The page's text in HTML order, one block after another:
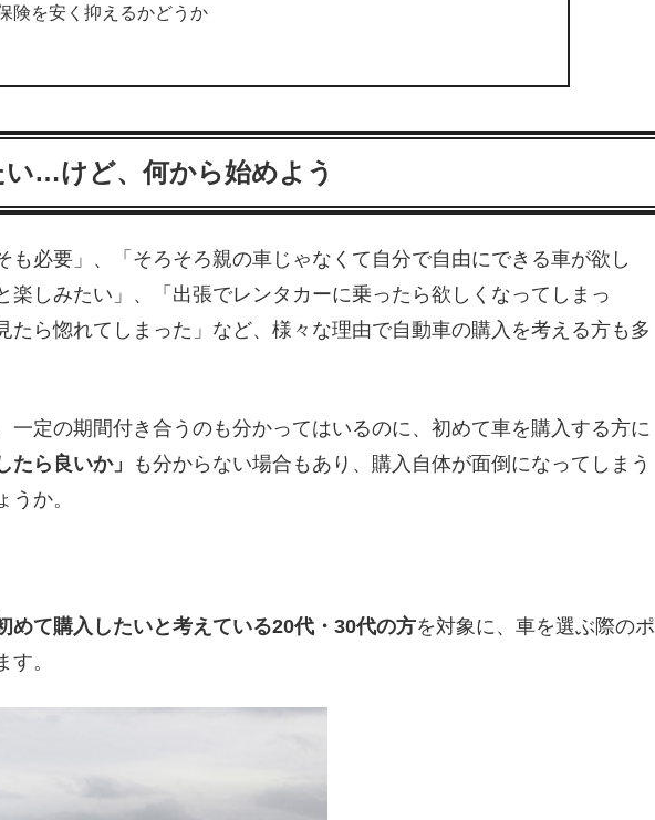
険を安く抑えるかどうか
い…けど、何から始めよう
も必要」、「そろそろ親の車じゃなくて自分で自由にできる車が欲し
楽しみたい」、「出張でレンタカーに乗ったら欲しくなってしまっ
たら惚れてしまった」など、様々な理由で自動車の購入を考える方も多
一定の期間付き合うのも分かってはいるのに、初めて車を購入する方に
たら良いか」
も分からない場合もあり、購入自体が面倒になってしまう
か。
めて購入したいと考えている20代・30代の方を対象に、車を選ぶ際のポ
。